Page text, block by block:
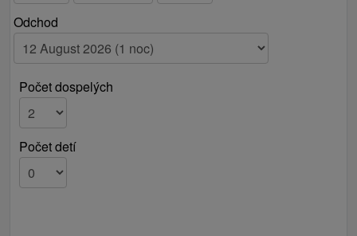
Odchod
Počet dospelých
Počet detí